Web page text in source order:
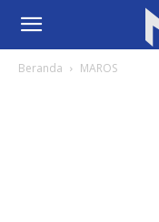
Beranda MAROS